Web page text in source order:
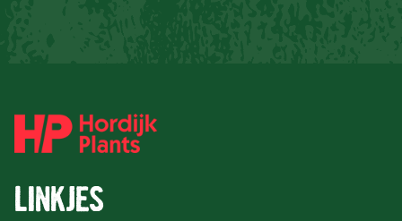
LINKJES